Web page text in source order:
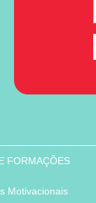
FORMAÇÕES
Motivacionais